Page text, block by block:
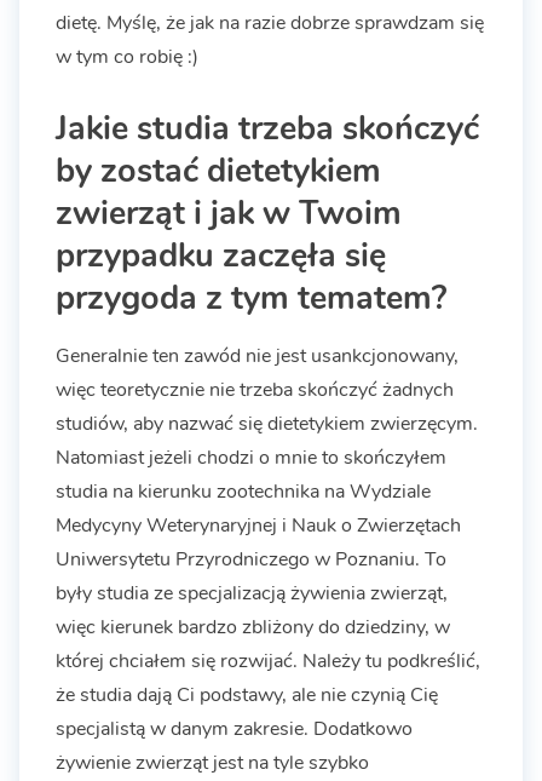
dietę. Myślę, że jak na razie dobrze sprawdzam się
w tym co robię :)
Jakie studia trzeba skończyć
by zostać dietetykiem
zwierząt i jak w Twoim
przypadku zaczęła się
przygoda z tym tematem?
Generalnie ten zawód nie jest usankcjonowany,
więc teoretycznie nie trzeba skończyć żadnych
studiów, aby nazwać się dietetykiem zwierzęcym.
Natomiast jeżeli chodzi o mnie to skończyłem
studia na kierunku zootechnika na Wydziale
Medycyny Weterynaryjnej i Nauk o Zwierzętach
Uniwersytetu Przyrodniczego w Poznaniu. To
były studia ze specjalizacją żywienia zwierząt,
więc kierunek bardzo zbliżony do dziedziny, w
której chciałem się rozwijać. Należy tu podkreślić,
że studia dają Ci podstawy, ale nie czynią Cię
specjalistą w danym zakresie. Dodatkowo
żywienie zwierząt jest na tyle szybko